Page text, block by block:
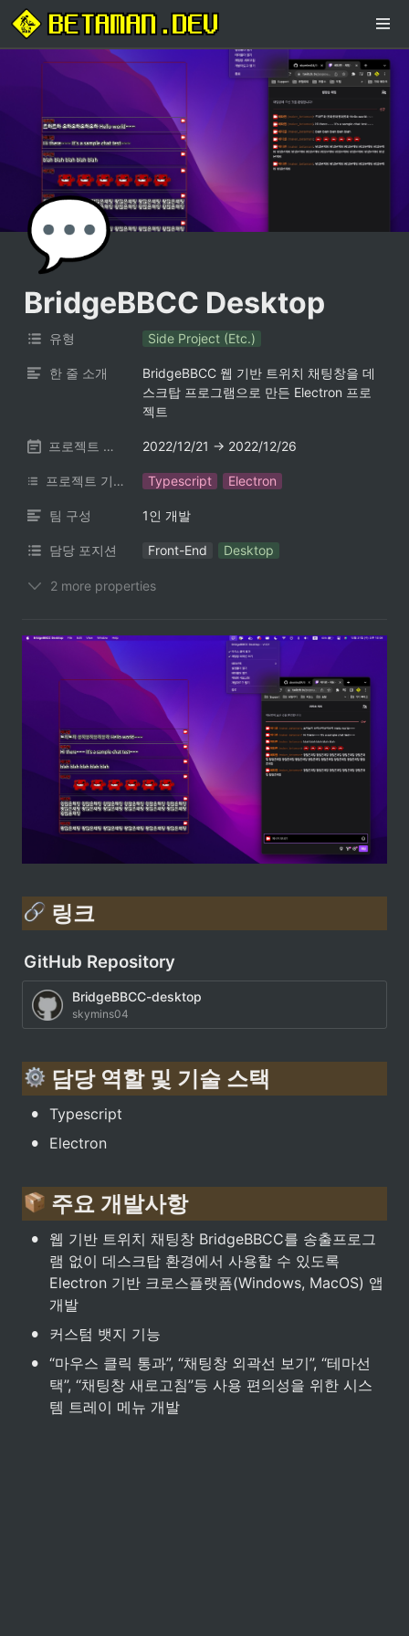
💬
BridgeBBCC Desktop
유형 Side Project (Etc.)
한 줄 소개
BridgeBBCC 웹 기반 트위치 채팅창을 데
스크탑 프로그램으로 만든 Electron 프로
젝트
프로젝트 기간 2022/12/21 → 2022/12/26
프로젝트 기술 스택 Typescript Electron
팀 구성 1인 개발
담당 포지션 Front-End Desktop
2 more properties
링크
GitHub Repository
BridgeBBCC-desktop
skymins04
담당 역할 및 기술 스택
• Typescript
• Electron
주요 개발사항
•
웹 기반 트위치 채팅창 BridgeBBCC를 송출프로그
램 없이 데스크탑 환경에서 사용할 수 있도록
Electron 기반 크로스플랫폼(Windows, MacOS) 앱
개발
• 커스텀 뱃지 기능
• “마우스 클릭 통과”, “채팅창 외곽선 보기”, “테마선
택”, “채팅창 새로고침”등 사용 편의성을 위한 시스
템 트레이 메뉴 개발